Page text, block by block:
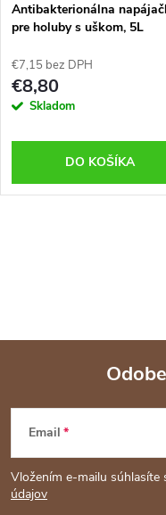
Antibakterionálna
pre holuby s uškom, 5L
€7,15 bez DPH
€8,80
Skladom
DO KOŠÍKA
Z
á
p
Email
Vložením e-mailu súhlasíte
údajov